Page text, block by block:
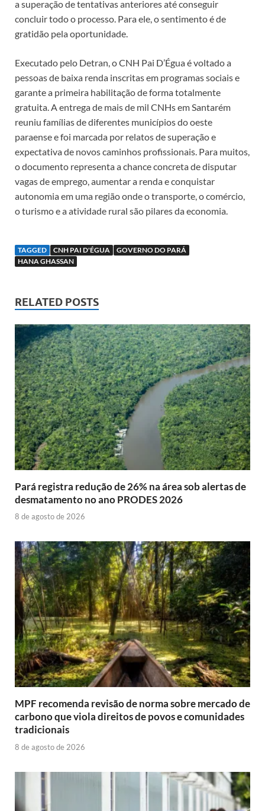
a superação de tentativas anteriores até conseguir
concluir todo o processo. Para ele, o sentimento é de
gratidão pela oportunidade.
Executado pelo Detran, o CNH Pai D’Égua é voltado a
pessoas de baixa renda inscritas em programas sociais e
garante a primeira habilitação de forma totalmente
gratuita. A entrega de mais de mil CNHs em Santarém
reuniu famílias de diferentes municípios do oeste
paraense e foi marcada por relatos de superação e
expectativa de novos caminhos profissionais. Para muitos,
o documento representa a chance concreta de disputar
vagas de emprego, aumentar a renda e conquistar
autonomia em uma região onde o transporte, o comércio,
o turismo e a atividade rural são pilares da economia.
TAGGED CNH PAI D'ÉGUA
GOVERNO DO PARÁ
HANA GHASSAN
RELATED POSTS
Pará registra redução de 26% na área sob alertas de
desmatamento no ano PRODES 2026
8 de agosto de 2026
MPF recomenda revisão de norma sobre mercado de
carbono que viola direitos de povos e comunidades
tradicionais
8 de agosto de 2026